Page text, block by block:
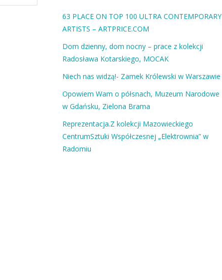
63 PLACE ON TOP 100 ULTRA CONTEMPORARY
ARTISTS – ARTPRICE.COM
Dom dzienny, dom nocny – prace z kolekcji
Radosława Kotarskiego, MOCAK
Niech nas widzą!- Zamek Królewski w Warszawie
Opowiem Wam o półsnach, Muzeum Narodowe
w Gdańsku, Zielona Brama
Reprezentacja.Z kolekcji Mazowieckiego
CentrumSztuki Współczesnej „Elektrownia” w
Radomiu